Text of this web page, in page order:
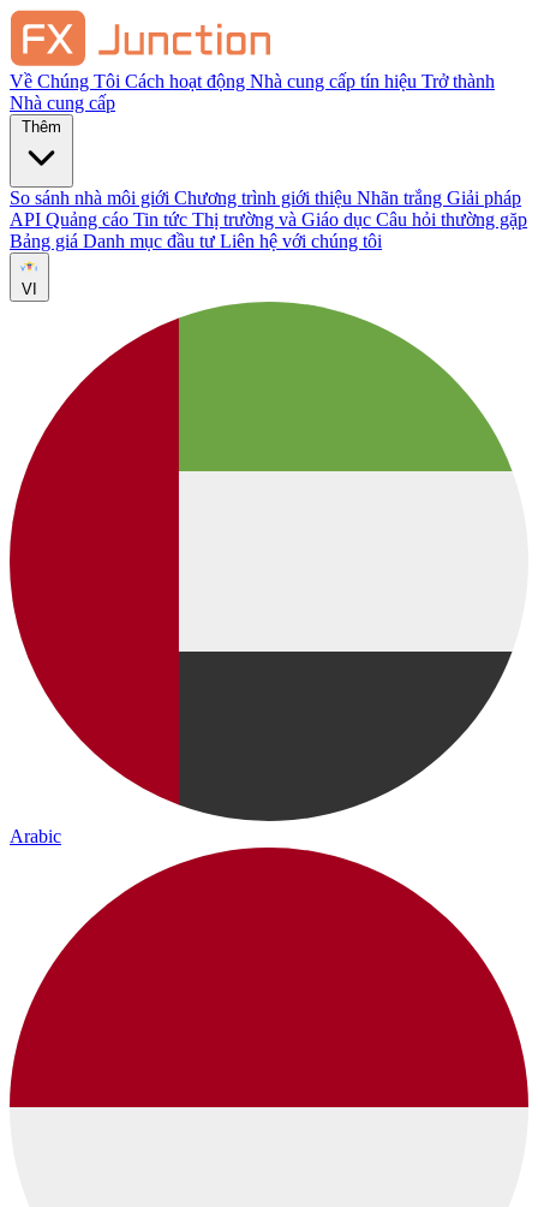
Về Chúng Tôi Cách hoạt động Nhà cung cấp tín hiệu Trở thành
Nhà cung cấp
So sánh nhà môi giới Chương trình giới thiệu Nhãn trắng Giải pháp
API Quảng cáo Tin tức Thị trường và Giáo dục Câu hỏi thường gặp
Bảng giá Danh mục đầu tư Liên hệ với chúng tôi
VI
Arabic